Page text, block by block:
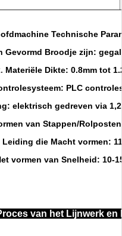
Technische
Gevormd Broodje zijn:
Materiële Dikte: 0.8mm tot
PLC
elektrisch gedreven via
van Stappen/
Leiding die Macht vormen:
vormen van Snelheid: 10-
van het Lijnwerk